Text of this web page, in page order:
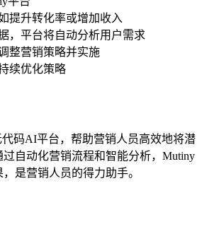
提升转化率或增加收入
，平台将自动分析用户需求
整营销策略并实施
续优化策略
码AI平台，帮助营销人员高效地将潜
自动化营销流程和智能分析，Mutiny
是营销人员的得力助手。